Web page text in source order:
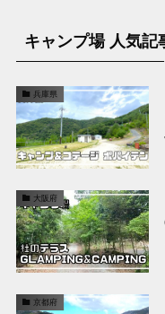
キャンプ場 人気記
兵庫県
大阪府
京都府